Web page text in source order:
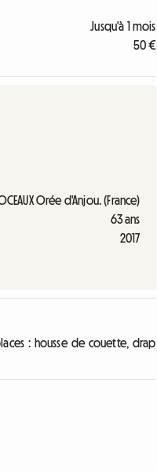
Jusqu'à 1 mois
50 €
Orée d'Anjou. (France)
63 ans
2017
: housse de couette, drap